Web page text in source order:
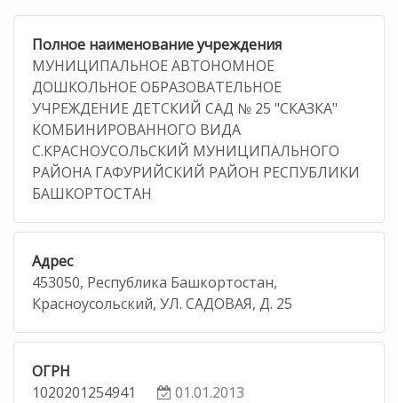
Полное наименование учреждения
МУНИЦИПАЛЬНОЕ АВТОНОМНОЕ
ДОШКОЛЬНОЕ ОБРАЗОВАТЕЛЬНОЕ
УЧРЕЖДЕНИЕ ДЕТСКИЙ САД № 25 "СКАЗКА"
КОМБИНИРОВАННОГО ВИДА
С.КРАСНОУСОЛЬСКИЙ МУНИЦИПАЛЬНОГО
РАЙОНА ГАФУРИЙСКИЙ РАЙОН РЕСПУБЛИКИ
БАШКОРТОСТАН
Адрес
453050, Республика Башкортостан,
Красноусольский, УЛ. САДОВАЯ, Д. 25
ОГРН
1020201254941
01.01.2013